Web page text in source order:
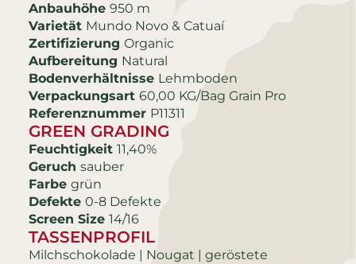
Anbauhöhe950 m
Varietät Mundo Novo & Catuaí
ZertifizierungOrganic
Aufbereitung Natural
Bodenverhältnisse Lehmboden
Verpackungsart60,00 KG/Bag Grain Pro
Referenznummer P11311
GREEN GRADING
Feuchtigkeit11,40%
Geruchsauber
Farbegrün
Defekte0-8 Defekte
Screen Size14/16
TASSENPROFIL
Milchschokolade | Nougat | geröstete